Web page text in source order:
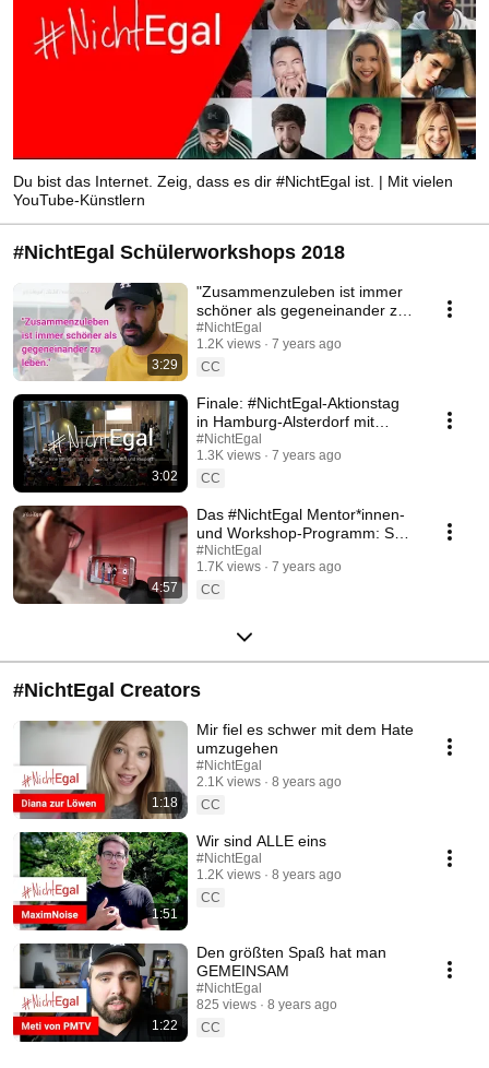
Du bist das Internet. Zeig, dass es dir #NichtEgal ist. | Mit vielen
YouTube-Künstlern
#NichtEgal Schülerworkshops 2018
3:29
"Zusammenzuleben ist immer
schöner als gegeneinander zu
leben" | #NichtEgal
Schülerworkshops
#NichtEgal
1.2K views
7 years ago
CC
3:02
Finale: #NichtEgal-Aktionstag
in Hamburg-Alsterdorf mit
Diana zur Löwen
#NichtEgal
1.3K views
7 years ago
CC
4:57
Das #NichtEgal Mentor*innen-
und Workshop-Programm: So
werden Schulen fit fürs Netz
#NichtEgal
1.7K views
7 years ago
CC
#NichtEgal Creators
1:18
Mir fiel es schwer mit dem Hate
umzugehen
#NichtEgal
2.1K views
8 years ago
CC
1:51
Wir sind ALLE eins
#NichtEgal
1.2K views
8 years ago
CC
1:22
Den größten Spaß hat man
GEMEINSAM
#NichtEgal
825 views
8 years ago
CC